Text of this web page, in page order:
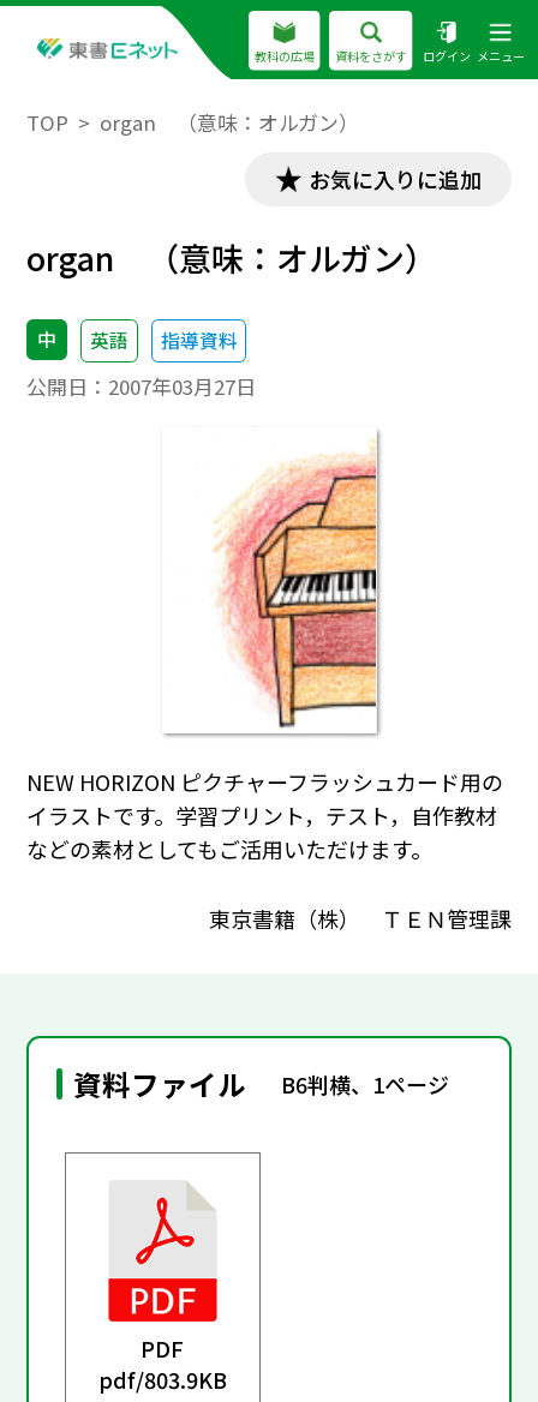
教科の広場 資料をさがす ログイン メニュー
TOP organ （意味：オルガン）
お気に入りに追加
organ （意味：オルガン）
中 英語 指導資料
公開日： 2007年03月27日
NEW HORIZON ピクチャーフラッシュカード用の
イラストです。学習プリント，テスト，自作教材
などの素材としてもご活用いただけます。
東京書籍（株） ＴＥＮ管理課
資料ファイル B6判横、1ページ
PDF
pdf/803.9KB